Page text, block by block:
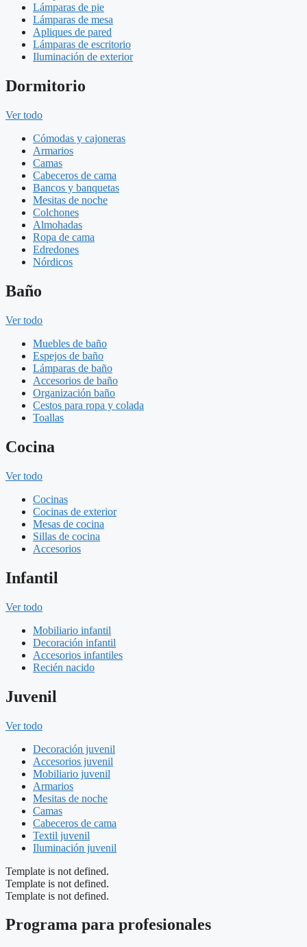
Lámparas de pie
Lámparas de mesa
Apliques de pared
Lámparas de escritorio
Iluminación de exterior
Dormitorio
Ver todo
Cómodas y cajoneras
Armarios
Camas
Cabeceros de cama
Bancos y banquetas
Mesitas de noche
Colchones
Almohadas
Ropa de cama
Edredones
Nórdicos
Baño
Ver todo
Muebles de baño
Espejos de baño
Lámparas de baño
Accesorios de baño
Organización baño
Cestos para ropa y colada
Toallas
Cocina
Ver todo
Cocinas
Cocinas de exterior
Mesas de cocina
Sillas de cocina
Accesorios
Infantil
Ver todo
Mobiliario infantil
Decoración infantil
Accesorios infantiles
Recién nacido
Juvenil
Ver todo
Decoración juvenil
Accesorios juvenil
Mobiliario juvenil
Armarios
Mesitas de noche
Camas
Cabeceros de cama
Textil juvenil
Iluminación juvenil
Template is not defined.
Template is not defined.
Template is not defined.
Programa para profesionales